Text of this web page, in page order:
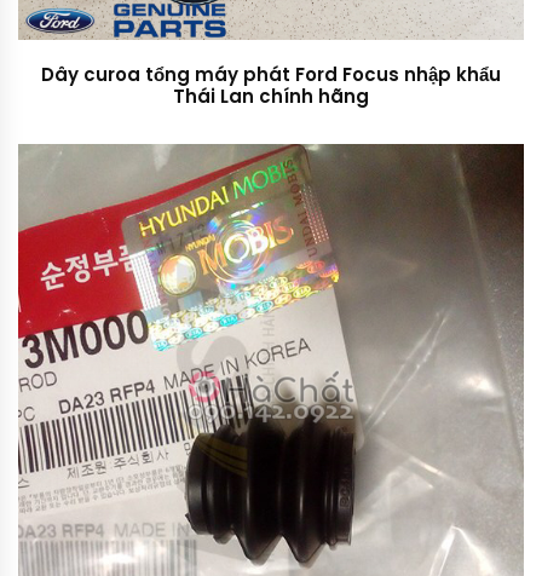
Dây curoa tổng máy phát Ford Focus nhập khẩu
Thái Lan chính hãng